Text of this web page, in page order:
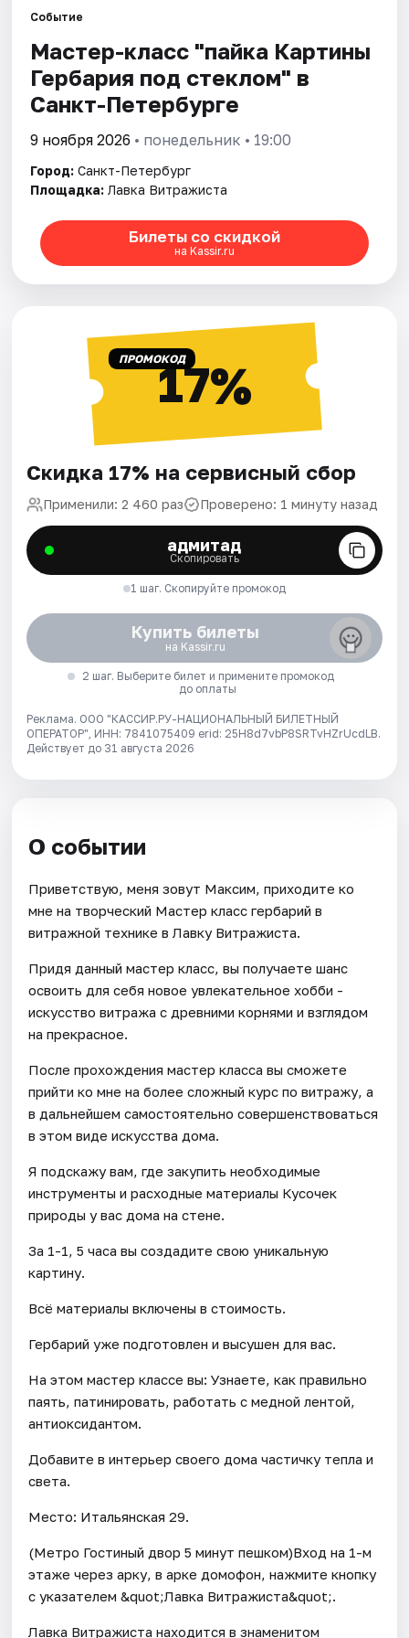
Города
Площадки
Артисты
Рейтинги
Событие
Мастер-класс "пайка Картины
Гербария под стеклом" в
Санкт-Петербурге
9 ноября 2026 • понедельник • 19:00
Город: Санкт-Петербург
Площадка: Лавка Витражиста
Билеты со скидкой
на Kassir.ru
ПРОМОКОД17%
Скидка 17% на сервисный сбор
Применили: 2 460 раз Проверено: 1 минуту назад
адмитад
Скопировать
1 шаг. Скопируйте промокод
Купить билеты
на Kassir.ru
2 шаг. Выберите билет и примените промокод
до оплаты
Реклама. ООО "КАССИР.РУ-НАЦИОНАЛЬНЫЙ БИЛЕТНЫЙ
ОПЕРАТОР", ИНН: 7841075409 erid: 25H8d7vbP8SRTvHZrUcdLB.
Действует до 31 августа 2026
О событии
Приветствую, меня зовут Максим, приходите ко
мне на творческий Мастер класс гербарий в
витражной технике в Лавку Витражиста.
Придя данный мастер класс, вы получаете шанс
освоить для себя новое увлекательное хобби -
искусство витража с древними корнями и взглядом
на прекрасное.
После прохождения мастер класса вы сможете
прийти ко мне на более сложный курс по витражу, а
в дальнейшем самостоятельно совершенствоваться
в этом виде искусства дома.
Я подскажу вам, где закупить необходимые
инструменты и расходные материалы Кусочек
природы у вас дома на стене.
За 1-1, 5 часа вы создадите свою уникальную
картину.
Всё материалы включены в стоимость.
Гербарий уже подготовлен и высушен для вас.
На этом мастер классе вы: Узнаете, как правильно
паять, патинировать, работать с медной лентой,
антиоксидантом.
Добавите в интерьер своего дома частичку тепла и
света.
Место: Итальянская 29.
(Метро Гостиный двор 5 минут пешком)Вход на 1-м
этаже через арку, в арке домофон, нажмите кнопку
с указателем &quot;Лавка Витражиста&quot;.
Лавка Витражиста находится в знаменитом